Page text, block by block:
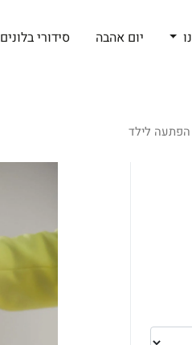
יום אהבה סידורי בלונים
לילד